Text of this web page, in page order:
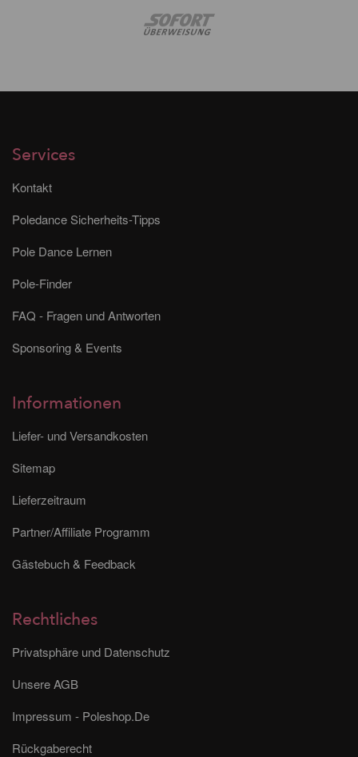
Services
Kontakt
Poledance Sicherheits-Tipps
Pole Dance Lernen
Pole-Finder
FAQ - Fragen und Antworten
Sponsoring & Events
Informationen
Liefer- und Versandkosten
Sitemap
Lieferzeitraum
Partner/Affiliate Programm
Gästebuch & Feedback
Rechtliches
Privatsphäre und Datenschutz
Unsere AGB
Impressum - Poleshop.De
Rückgaberecht